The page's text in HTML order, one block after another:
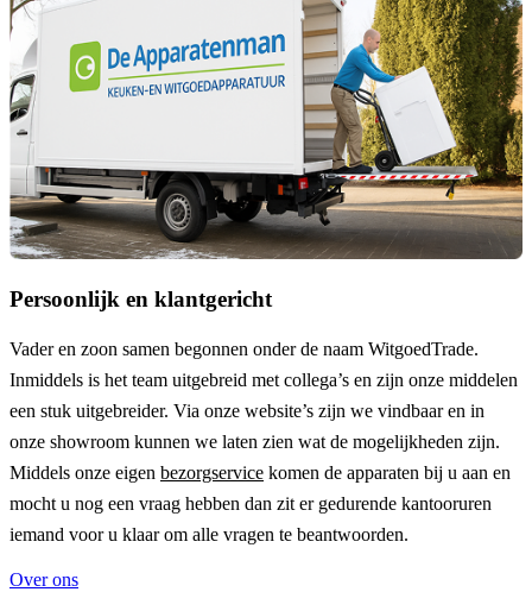
Persoonlijk en klantgericht
Vader en zoon samen begonnen onder de naam WitgoedTrade.
Inmiddels is het team uitgebreid met collega’s en zijn onze middelen
een stuk uitgebreider. Via onze website’s zijn we vindbaar en in
onze showroom kunnen we laten zien wat de mogelijkheden zijn.
Middels onze eigen bezorgservice komen de apparaten bij u aan en
mocht u nog een vraag hebben dan zit er gedurende kantooruren
iemand voor u klaar om alle vragen te beantwoorden.
Over ons